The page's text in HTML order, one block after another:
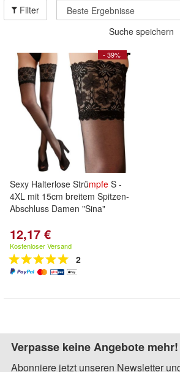
Filter
Suche speichern
- 39%
Sexy Halterlose Strümpfe S -
4XL mit 15cm breitem Spitzen-
Abschluss Damen "Sina"
12,17 €
Kostenloser Versand
2
Verpasse keine Angebote mehr!
Abonniere jetzt unseren Newsletter